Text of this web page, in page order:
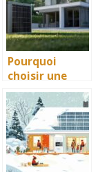
l’installation
d’une pompe a
chaleur
Pourquoi
choisir une
pompe à
chaleur à Lyon
pour une
solution
écologique et
économique